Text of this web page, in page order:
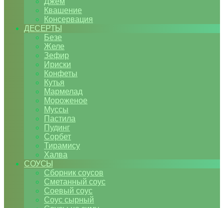
Квашение
Консервация
ДЕСЕРТЫ
Безе
Желе
Зефир
Ириски
Конфеты
Кутья
Мармелад
Мороженое
Муссы
Пастила
Пудинг
Сорбет
Тирамису
Халва
СОУСЫ
Сборник соусов
Сметанный соус
Соевый соус
Соус сырный